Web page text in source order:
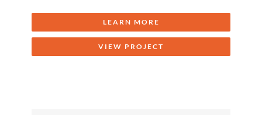
LEARN MORE
VIEW PROJECT